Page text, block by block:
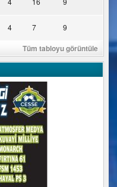
4 7 9
Tüm tabloyu görüntüle